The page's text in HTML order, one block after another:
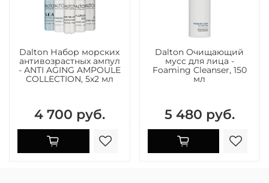
Dalton Набор морских
антивозрастных ампул
- ANTI AGING AMPOULE
COLLECTION, 5х2 мл
4 700 руб.
Dalton Очищающий
мусс для лица -
Foaming Cleanser, 150
мл
5 480 руб.